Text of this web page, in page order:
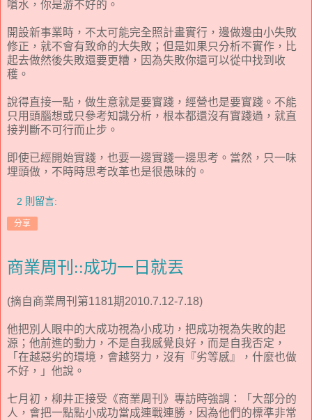
嗆水，你是游不好的。
開設新事業時，不太可能完全照計畫實行，邊做邊由小失敗
修正，就不會有致命的大失敗；但是如果只分析不實作，比
起去做然後失敗還要更糟，因為失敗你還可以從中找到收
穫。
說得直接一點，做生意就是要實踐，經營也是要實踐。不能
只用頭腦想或只參考知識分析，根本都還沒有實踐過，就直
接判斷不可行而止步。
即使已經開始實踐，也要一邊實踐一邊思考。當然，只一味
埋頭做，不時時思考改革也是很愚昧的。
2 則留言:
分享
商業周刊::成功一日就丟
(摘自商業周刊第1181期2010.7.12-7.18)
他把別人眼中的大成功視為小成功，把成功視為失敗的起
源；他前進的動力，不是自我感覺良好，而是自我否定，
「在越惡劣的環境，會越努力，沒有『劣等感』，什麼也做
不好，」他說。
七月初，柳井正接受《商業周刊》專訪時強調：「大部分的
人，會把一點點小成功當成連戰連勝，因為他們的標準非常